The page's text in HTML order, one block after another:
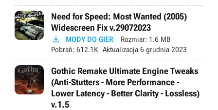
Need for Speed: Most Wanted (2005)
Widescreen Fix v.29072023
 MODY DO GIER Rozmiar: 1.6 MB
Pobrań: 612.1K Aktualizacja 6 grudnia 2023
Gothic Remake Ultimate Engine Tweaks
(Anti-Stutters - More Performance -
Lower Latency - Better Clarity - Lossless)
v.1.5